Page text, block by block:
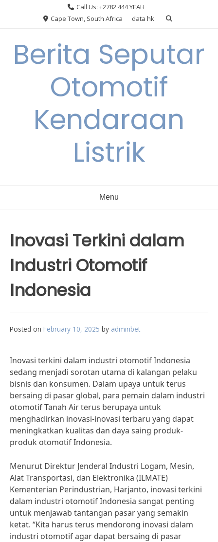
Call Us: +2782 444 YEAH
Cape Town, South Africa
data hk
Berita Seputar
Otomotif
Kendaraan
Listrik
Menu
Inovasi Terkini dalam
Industri Otomotif
Indonesia
Posted on February 10, 2025 by adminbet
Inovasi terkini dalam industri otomotif Indonesia
sedang menjadi sorotan utama di kalangan pelaku
bisnis dan konsumen. Dalam upaya untuk terus
bersaing di pasar global, para pemain dalam industri
otomotif Tanah Air terus berupaya untuk
menghadirkan inovasi-inovasi terbaru yang dapat
meningkatkan kualitas dan daya saing produk-
produk otomotif Indonesia.
Menurut Direktur Jenderal Industri Logam, Mesin,
Alat Transportasi, dan Elektronika (ILMATE)
Kementerian Perindustrian, Harjanto, inovasi terkini
dalam industri otomotif Indonesia sangat penting
untuk menjawab tantangan pasar yang semakin
ketat. “Kita harus terus mendorong inovasi dalam
industri otomotif agar dapat bersaing di pasar